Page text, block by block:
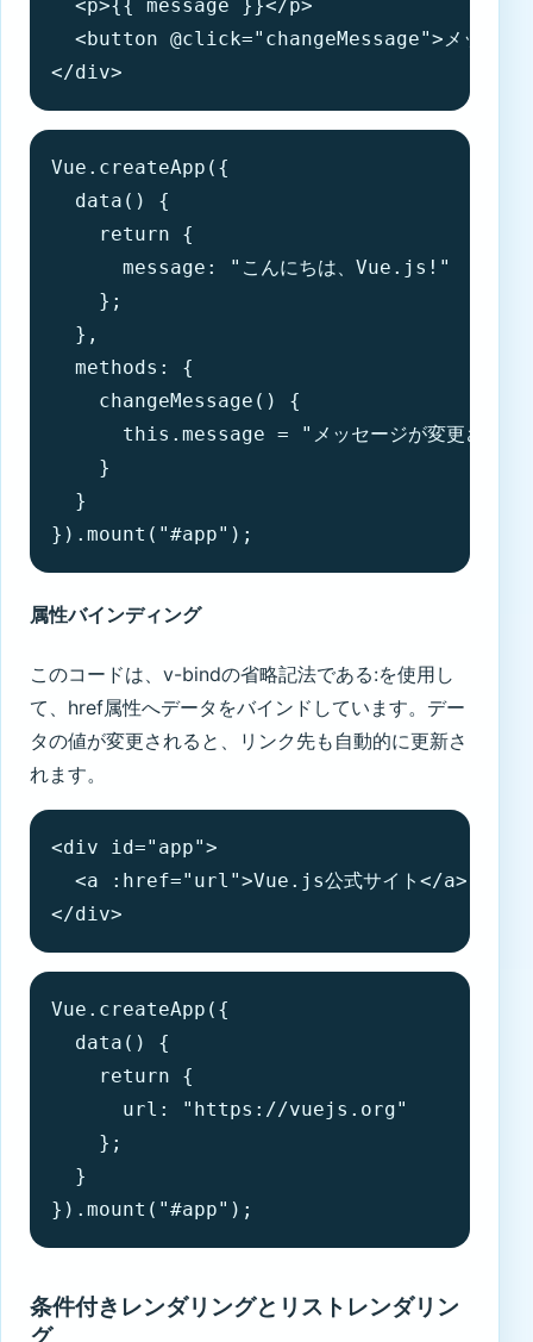
  <p>{{ message }}</p>
<button @click="changeMessage">メッセー
</div>
Vue.createApp({
  data() {
    return {
      message: "こんにちは、Vue.js!"
    };
  },
  methods: {
    changeMessage() {
this.message = "メッセージが変更されま
    }
  }
}).mount("#app");
属性バインディング
このコードは、v-bindの省略記法である:を使用し
て、href属性へデータをバインドしています。デー
タの値が変更されると、リンク先も自動的に更新さ
れます。
<div id="app">
  <a :href="url">Vue.js公式サイト</a>
</div>
Vue.createApp({
  data() {
    return {
      url: "https://vuejs.org"
    };
  }
}).mount("#app");
条件付きレンダリングとリストレンダリン